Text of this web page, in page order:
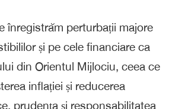
înregistrăm perturbații majore
și pe cele financiare ca
din Orientul Mijlociu, ceea ce
inflației și reducerea
prudența și responsabilitatea